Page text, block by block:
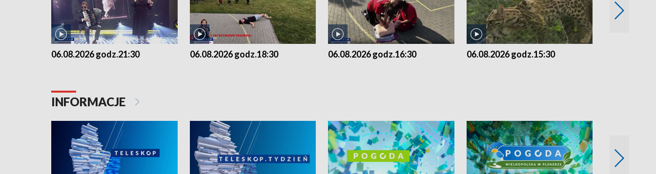
06.08.2026 godz.21:30 06.08.2026 godz.18:30 06.08.2026 godz.16:30 06.08.2026 godz.15:30
INFORMACJE